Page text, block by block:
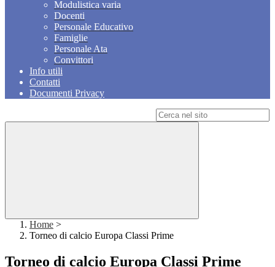
Modulistica varia
Docenti
Personale Educativo
Famiglie
Personale Ata
Convittori
Info utili
Contatti
Documenti Privacy
Home >
Torneo di calcio Europa Classi Prime
Torneo di calcio Europa Classi Prime